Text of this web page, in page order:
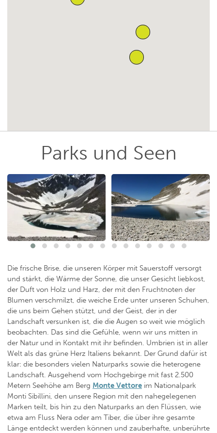
Parks und Seen
Die frische Brise, die unseren Körper mit Sauerstoff versorgt
und stärkt, die Wärme der Sonne, die unser Gesicht liebkost,
der Duft von Holz und Harz, der mit den Fruchtnoten der
Blumen verschmilzt, die weiche Erde unter unseren Schuhen,
die uns beim Gehen stützt, und der Geist, der in der
Landschaft versunken ist, die die Augen so weit wie möglich
beobachten. Das sind die Gefühle, wenn wir uns mitten in
der Natur und in Kontakt mit ihr befinden. Umbrien ist in aller
Welt als das grüne Herz Italiens bekannt. Der Grund dafür ist
klar: die besonders vielen Naturparks sowie die heterogene
Landschaft. Ausgehend vom Hochgebirge mit fast 2.500
Metern Seehöhe am Berg Monte Vettore im Nationalpark
Monti Sibillini, den unsere Region mit den nahegelegenen
Marken teilt, bis hin zu den Naturparks an den Flüssen, wie
etwa am Fluss Nera oder am Tiber, die über ihre gesamte
Länge entdeckt werden können und zauberhafte, unberührte